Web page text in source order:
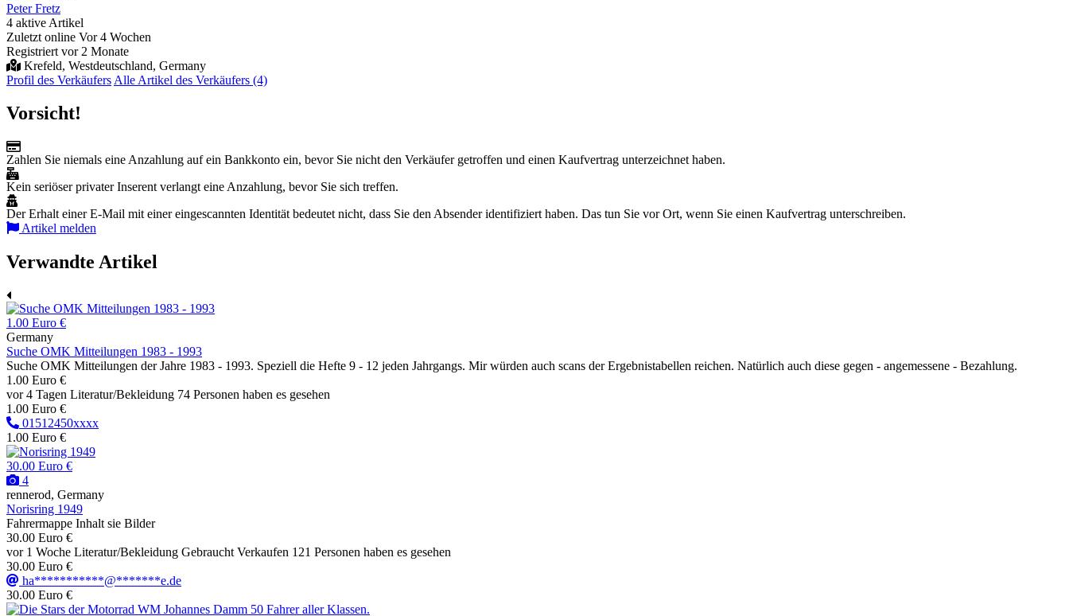
Peter Fretz
4 aktive Artikel
Zuletzt online Vor 4 Wochen
Registriert vor 2 Monate
Krefeld, Westdeutschland, Germany
Profil des Verkäufers Alle Artikel des Verkäufers (4)
Vorsicht!
Zahlen Sie niemals eine Anzahlung auf ein Bankkonto ein, bevor Sie nicht den Verkäufer getroffen und einen Kaufvertrag unterzeichnet haben.
Kein seriöser privater Inserent verlangt eine Anzahlung, bevor Sie sich treffen.
Der Erhalt einer E-Mail mit einer eingescannten Identität bedeutet nicht, dass Sie den Absender identifiziert haben. Das tun Sie vor Ort, wenn Sie einen Kaufvertrag unterschreiben.
Artikel melden
Verwandte Artikel
1.00 Euro €
Germany
Suche OMK Mitteilungen 1983 - 1993
Suche OMK Mitteilungen der Jahre 1983 - 1993. Speziell die Hefte 9 - 12 jeden Jahrgangs. Mir würden auch scans der Ergebnistabellen reichen. Natürlich auch diese gegen - angemessene - Bezahlung.
1.00 Euro €
vor 4 Tagen Literatur/Bekleidung 74 Personen haben es gesehen
1.00 Euro €
01512450xxxx
1.00 Euro €
30.00 Euro €
4
rennerod, Germany
Norisring 1949
Fahrermappe Inhalt sie Bilder
30.00 Euro €
vor 1 Woche Literatur/Bekleidung Gebraucht Verkaufen 121 Personen haben es gesehen
30.00 Euro €
ha***********@*******e.de
30.00 Euro €